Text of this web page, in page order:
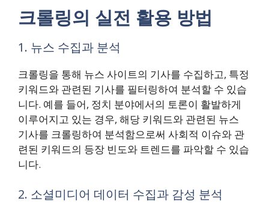
크롤링의 실전 활용 방법
1. 뉴스 수집과 분석
크롤링을 통해 뉴스 사이트의 기사를 수집하고, 특정
키워드와 관련된 기사를 필터링하여 분석할 수 있습
니다. 예를 들어, 정치 분야에서의 토론이 활발하게
이루어지고 있는 경우, 해당 키워드와 관련된 뉴스
기사를 크롤링하여 분석함으로써 사회적 이슈와 관
련된 키워드의 등장 빈도와 트렌드를 파악할 수 있습
니다.
2. 소셜미디어 데이터 수집과 감성 분석